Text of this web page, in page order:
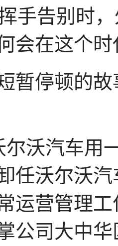
手告别时
会在这个
暂停顿的
尔沃汽车用
任沃尔沃
运营管理
公司大中